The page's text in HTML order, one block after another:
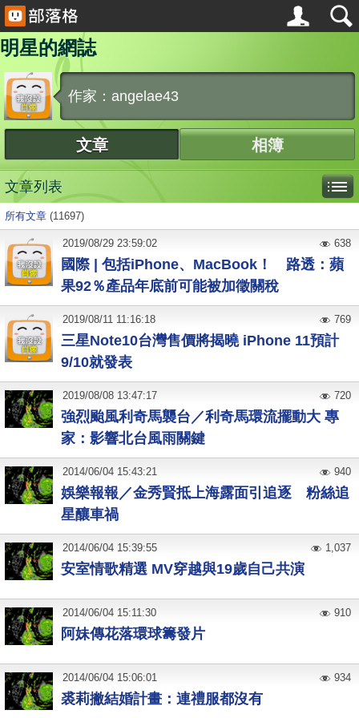
明星的網誌
作家：angelae43
文章 相簿
文章列表
所有文章 (11697)
國際 | 包括iPhone、MacBook！ 路透：蘋
果92％產品年底前可能被加徵關稅
2019/08/29 23:59:02 638
三星Note10台灣售價將揭曉 iPhone 11預計
9/10就發表
2019/08/11 11:16:18 769
強烈颱風利奇馬襲台／利奇馬環流擺動大 專
家：影響北台風雨關鍵
2019/08/08 13:47:17 720
娛樂報報／金秀賢抵上海露面引追逐 粉絲追
星釀車禍
2014/06/04 15:43:21 940
安室情歌精選 MV穿越與19歲自己共演
2014/06/04 15:39:55 1,037
阿妹傳花落環球籌發片
2014/06/04 15:11:30 910
裘莉撇結婚計畫：連禮服都沒有
2014/06/04 15:06:01 934